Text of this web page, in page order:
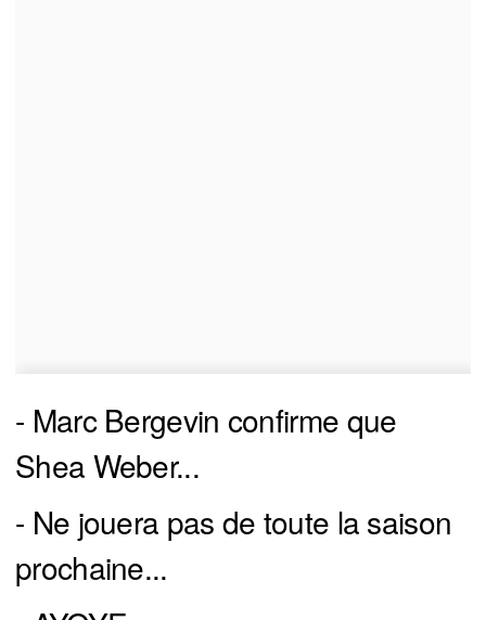
- Marc Bergevin confirme que
Shea Weber...
- Ne jouera pas de toute la saison
prochaine...